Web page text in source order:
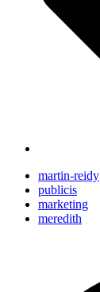
martin-reidy
publicis
marketing
meredith